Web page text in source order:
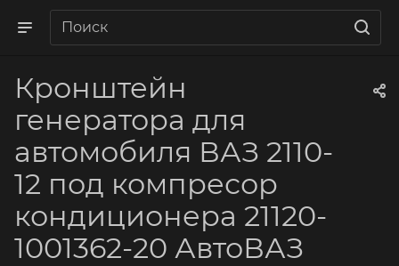
Кронштейн
генератора для
автомобиля ВАЗ 2110-
12 под компресор
кондиционера 21120-
1001362-20 АвтоВАЗ